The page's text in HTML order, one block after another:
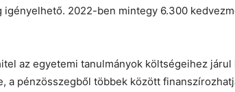
igényelhető. 2022-ben mintegy 6.300
az egyetemi tanulmányok költségeihez járul
a pénzösszegből többek között